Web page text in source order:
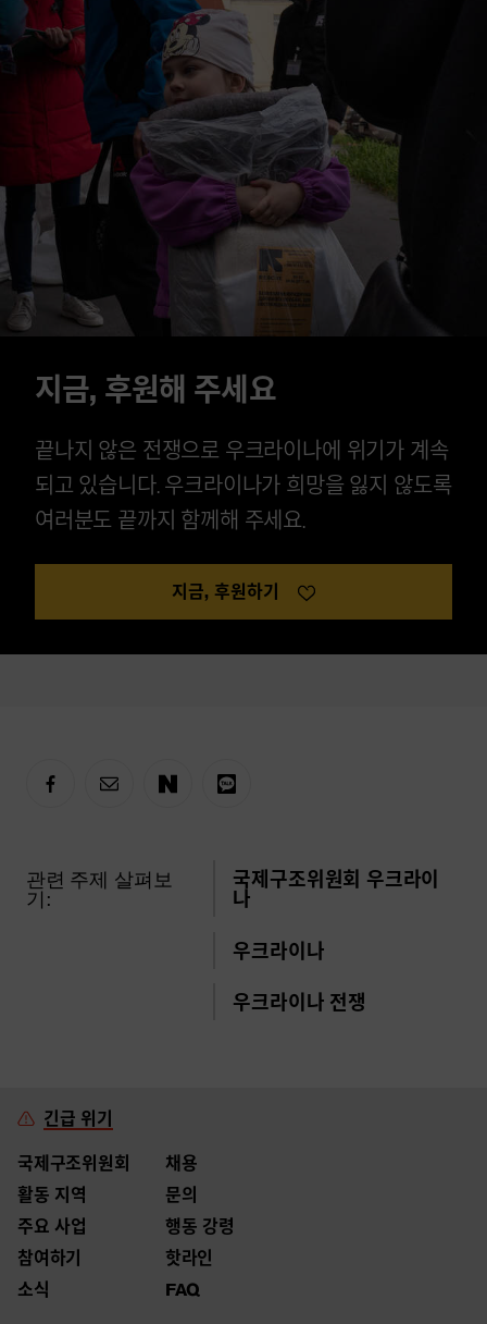
지금, 후원해 주세요
끝나지 않은 전쟁으로 우크라이나에 위기가 계속
되고 있습니다. 우크라이나가 희망을 잃지 않도록
여러분도 끝까지 함께해 주세요.
지금, 후원하기
관련 주제 살펴보
기:
국제구조위원회 우크라이
나
우크라이나
우크라이나 전쟁
긴급 위기
국제구조위원회
활동 지역
주요 사업
참여하기
소식
채용
문의
행동 강령
핫라인
FAQ